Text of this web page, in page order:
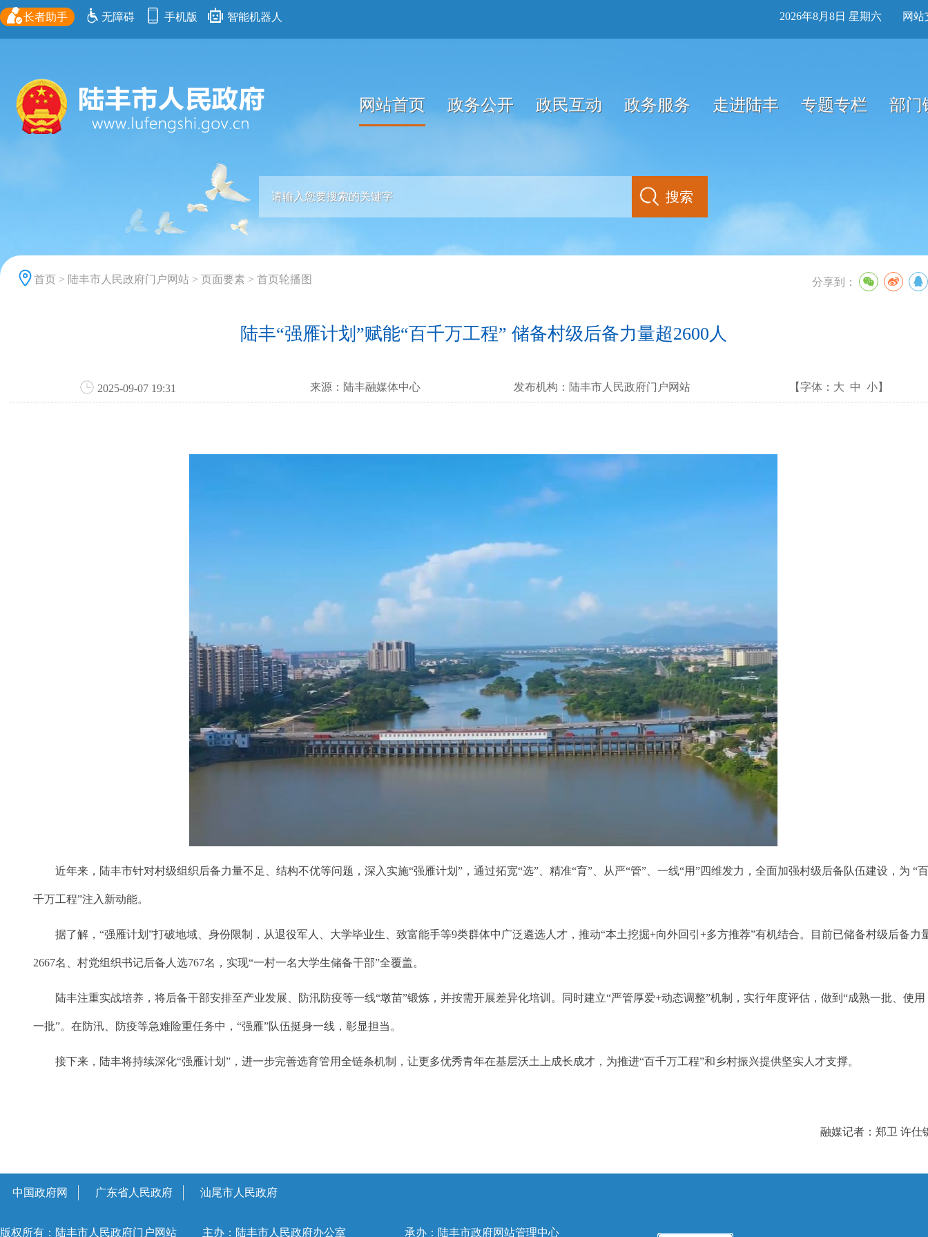
长者助手 无障碍 手机版 智能机器人 2026年8月8日 星期六 网站
网站首页 政务公开 政民互动 政务服务 走进陆丰 专题专栏 部门
首页 > 陆丰市人民政府门户网站 > 页面要素 > 首页轮播图 分享到：
陆丰“强雁计划”赋能“百千万工程” 储备村级后备力量超2600人
2025-09-07 19:31 来源： 陆丰融媒体中心 发布机构： 陆丰市人民政府门户网站 【字体： 大 中 小】
近年来，陆丰市针对村级组织后备力量不足、结构不优等问题，深入实施“强雁计划”，通过拓宽“选”、精准“育”、从严“管”、一线“用”四维发力，全面加强村级后备队伍建设，为 “
千万工程”注入新动能。
据了解，“强雁计划”打破地域、身份限制，从退役军人、大学毕业生、致富能手等9类群体中广泛遴选人才，推动“本土挖掘+向外回引+多方推荐”有机结合。目前已储备村级后备力
2667名、村党组织书记后备人选767名，实现“一村一名大学生储备干部”全覆盖。
陆丰注重实战培养，将后备干部安排至产业发展、防汛防疫等一线“墩苗”锻炼，并按需开展差异化培训。同时建立“严管厚爱+动态调整”机制，实行年度评估，做到“成熟一批、使用
一批”。在防汛、防疫等急难险重任务中，“强雁”队伍挺身一线，彰显担当。
接下来，陆丰将持续深化“强雁计划”，进一步完善选育管用全链条机制，让更多优秀青年在基层沃土上成长成才，为推进“百千万工程”和乡村振兴提供坚实人才支撑。
融媒记者：郑卫 许仕
中国政府网 广东省人民政府 汕尾市人民政府
版权所有：陆丰市人民政府门户网站 主办：陆丰市人民政府办公室 承办：陆丰市政府网站管理中心